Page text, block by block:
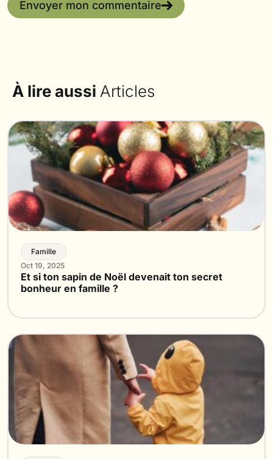
Envoyer mon commentaire
À lire aussi Articles
Famille
Oct 19, 2025
Et si ton sapin de Noël devenait ton secret
bonheur en famille ?